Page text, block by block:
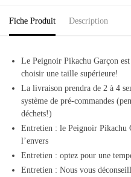
Fiche Produit Description
Le Peignoir Pikachu Garçon
choisir une taille supérieure!
La livraison prendra de 2 à 4
système de pré-commandes
déchets!)
Entretien : le Peignoir Pikachu
l’envers
Entretien : optez pour une
Entretien : Nous vous